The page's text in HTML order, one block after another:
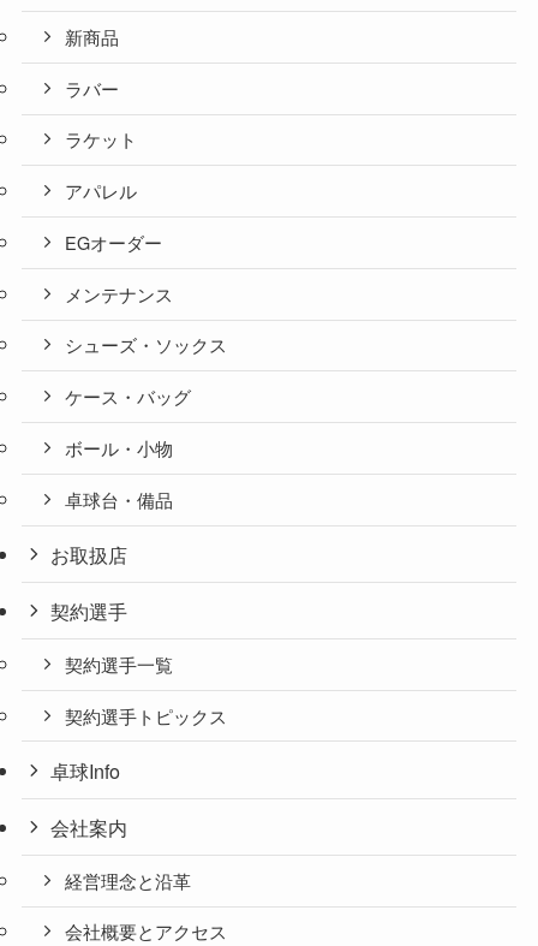
新商品
ラバー
ラケット
アパレル
EGオーダー
メンテナンス
シューズ・ソックス
ケース・バッグ
ボール・小物
卓球台・備品
お取扱店
契約選手
契約選手一覧
契約選手トピックス
卓球Info
会社案内
経営理念と沿革
会社概要とアクセス